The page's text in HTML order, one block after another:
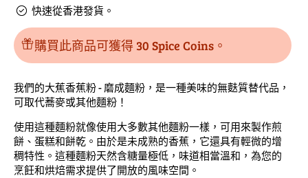
快速從香港發貨。
購買此商品可獲得 30 Spice Coins。
我們的大蕉香蕉粉 - 磨成麵粉，是一種美味的無麩質替代品，
可取代蕎麥或其他麵粉！
使用這種麵粉就像使用大多數其他麵粉一樣，可用來製作煎
餅、蛋糕和餅乾。由於是未成熟的香蕉，它還具有輕微的增
稠特性。這種麵粉天然含糖量極低，味道相當溫和，為您的
烹飪和烘焙需求提供了開放的風味空間。